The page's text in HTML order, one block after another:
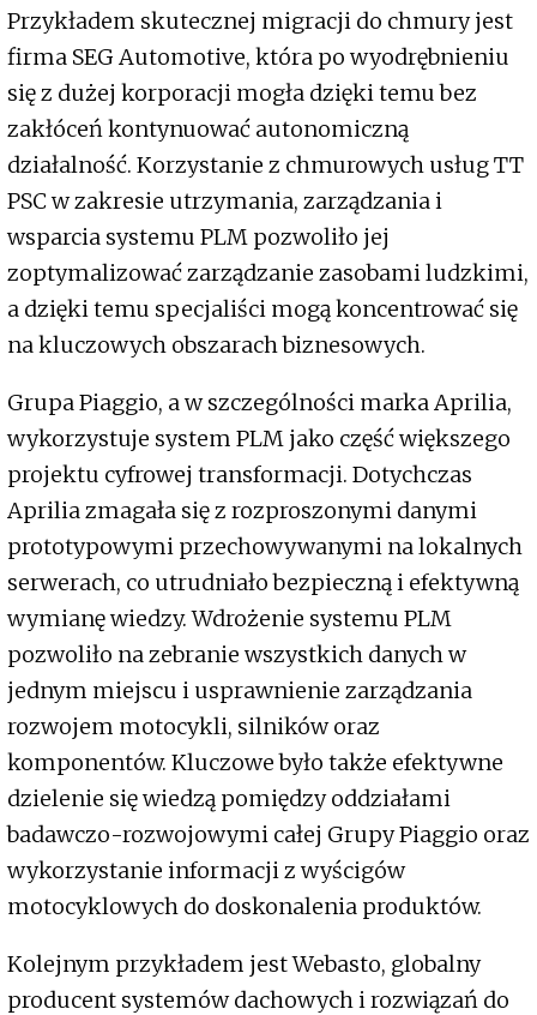
Przykładem skutecznej migracji do chmury jest
firma SEG Automotive, która po wyodrębnieniu
się z dużej korporacji mogła dzięki temu bez
zakłóceń kontynuować autonomiczną
działalność. Korzystanie z chmurowych usług TT
PSC w zakresie utrzymania, zarządzania i
wsparcia systemu PLM pozwoliło jej
zoptymalizować zarządzanie zasobami ludzkimi,
a dzięki temu specjaliści mogą koncentrować się
na kluczowych obszarach biznesowych.
Grupa Piaggio, a w szczególności marka Aprilia,
wykorzystuje system PLM jako część większego
projektu cyfrowej transformacji. Dotychczas
Aprilia zmagała się z rozproszonymi danymi
prototypowymi przechowywanymi na lokalnych
serwerach, co utrudniało bezpieczną i efektywną
wymianę wiedzy. Wdrożenie systemu PLM
pozwoliło na zebranie wszystkich danych w
jednym miejscu i usprawnienie zarządzania
rozwojem motocykli, silników oraz
komponentów. Kluczowe było także efektywne
dzielenie się wiedzą pomiędzy oddziałami
badawczo-rozwojowymi całej Grupy Piaggio oraz
wykorzystanie informacji z wyścigów
motocyklowych do doskonalenia produktów.
Kolejnym przykładem jest Webasto, globalny
producent systemów dachowych i rozwiązań do